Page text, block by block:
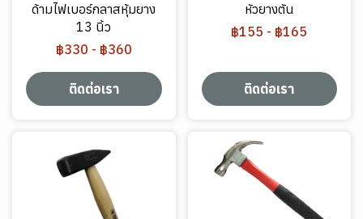
ด้ามไฟเบอร์กลาสหุ้มยาง
13 นิ้ว
฿330 - ฿360
ติดต่อเรา
หัวยางตัน
฿155 - ฿165
ติดต่อเรา